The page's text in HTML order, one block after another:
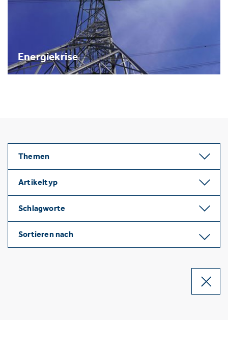
Energiekrise
Themen
Artikeltyp
Schlagworte
Sortieren nach